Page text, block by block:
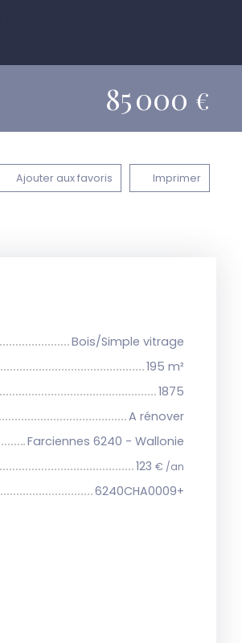
85 000 €
Ajouter aux favoris Imprimer
Bois/Simple vitrage
195 m²
1875
A rénover
Farciennes 6240 - Wallonie
123 € /an
6240CHA0009+